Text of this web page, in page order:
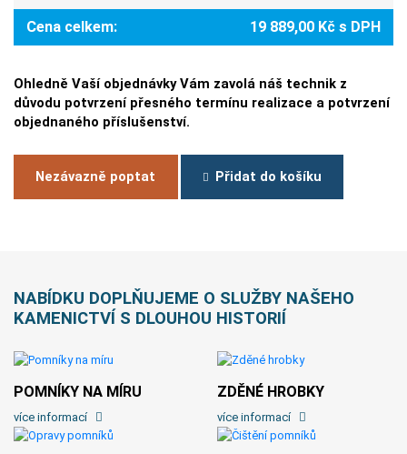
Cena celkem: 19 889,00 Kč s DPH
Ohledně Vaší objednávky Vám zavolá náš technik z
důvodu potvrzení přesného termínu realizace a potvrzení
objednaného příslušenství.
Nezávazně poptat Přidat do košíku
NABÍDKU DOPLŇUJEME O SLUŽBY NAŠEHO
KAMENICTVÍ S DLOUHOU HISTORIÍ
POMNÍKY NA MÍRU
více informací
ZDĚNÉ HROBKY
více informací